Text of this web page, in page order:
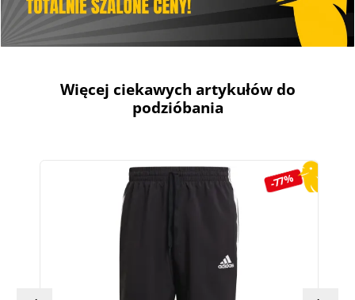
Więcej ciekawych artykułów do
podzióbania
Pomiń galerię produktów
-77%